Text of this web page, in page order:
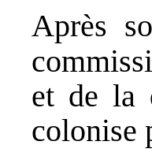
Après
et de la
colonise